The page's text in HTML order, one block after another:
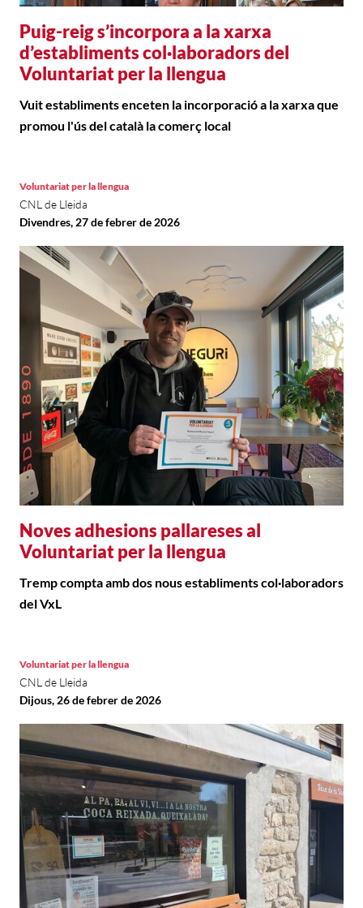
Puig-reig s’incorpora a la xarxa
d’establiments col·laboradors del
Voluntariat per la llengua
Vuit establiments enceten la incorporació a la xarxa que
promou l'ús del català la comerç local
Noves adhesions pallareses al
Voluntariat per la llengua
Voluntariat per la llengua
CNL de Lleida
Divendres, 27 de febrer de 2026
Tremp compta amb dos nous establiments col·laboradors
del VxL
Voluntariat per la llengua
CNL de Lleida
Dijous, 26 de febrer de 2026